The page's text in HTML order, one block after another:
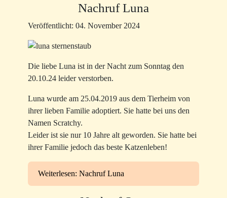
Nachruf Luna
Veröffentlicht: 04. November 2024
Die liebe Luna ist in der Nacht zum Sonntag den
20.10.24 leider verstorben.
Luna wurde am 25.04.2019 aus dem Tierheim von
ihrer lieben Familie adoptiert. Sie hatte bei uns den
Namen Scratchy.
Leider ist sie nur 10 Jahre alt geworden. Sie hatte bei
ihrer Familie jedoch das beste Katzenleben!
Weiterlesen: Nachruf Luna